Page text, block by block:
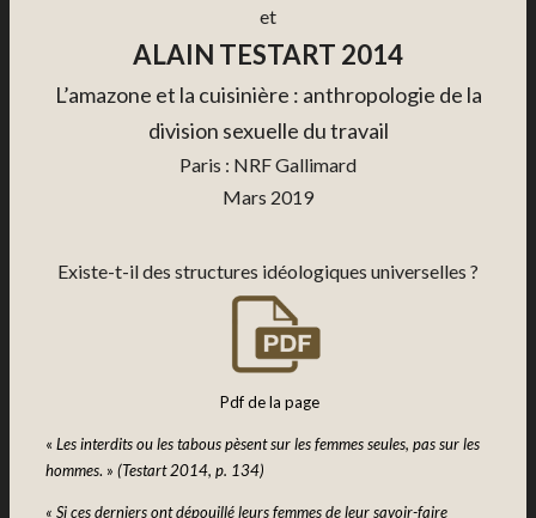
et
ALAIN TESTART 2014
L’amazone et la cuisinière : anthropologie de la
division sexuelle du travail
Paris : NRF Gallimard
Mars 2019
Existe-t-il des structures idéologiques universelles ?
Pdf de la page
« Les interdits ou les tabous pèsent sur les femmes seules, pas sur les
hommes. » (Testart 2014, p. 134)
« Si ces derniers ont dépouillé leurs femmes de leur savoir-faire